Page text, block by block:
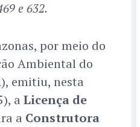
e 632.
por meio do
Ambiental do
), emitiu, nesta
a Licença de
a Construtora